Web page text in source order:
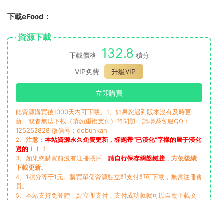
下載eFood：
資源下載
下載價格 132.8 積分
VIP免費
升級VIP
立即購買
此資源購買後1000天内可下載。1、如果您遇到版本沒有及時更
新，或者無法下載（請勿重複支付）等問題，請聯系客服QQ：
125252828 微信号：dobunkan
2、 注意： 本站資源永久免費更新，标題帶“已漢化”字樣的屬于漢化
過的 ！！！
3、如果您購買前沒有注冊賬戶， 請自行保存網盤鏈接 ，方便後續
下載更新。
4、1積分等于1元。購買單個資源點立即支付即可下載，無需注冊會
員。
5、本站支持免登陸，點立即支付，支付成功就就可以自動下載文